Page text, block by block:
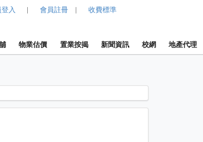
入 | 會員註冊 | 收費標準
物業估價 置業按揭 新聞資訊 校網 地產代理